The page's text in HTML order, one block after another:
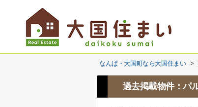
なんば・大国町なら大国住まい >
過去掲載物件：パ